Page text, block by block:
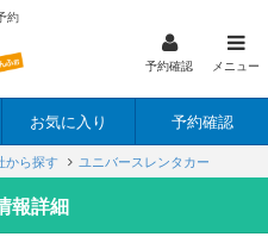
約
予約確認 メニュー
お気に入り 予約確認
から探す ユニバースレンタカー
報詳細